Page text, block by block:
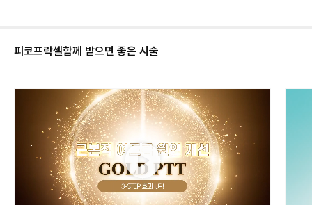
피코프락셀함께 받으면 좋은 시술